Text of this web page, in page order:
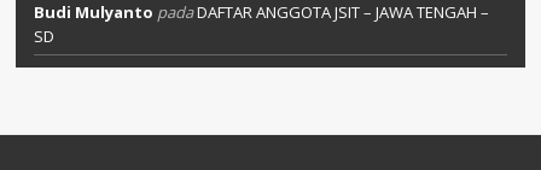
Budi Mulyanto padaDAFTAR ANGGOTA JSIT – JAWA TENGAH –
SD